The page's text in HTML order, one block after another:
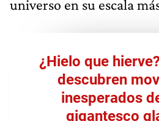
universo en su escala
¿Hielo que
descubren
inesperados
gigantesco